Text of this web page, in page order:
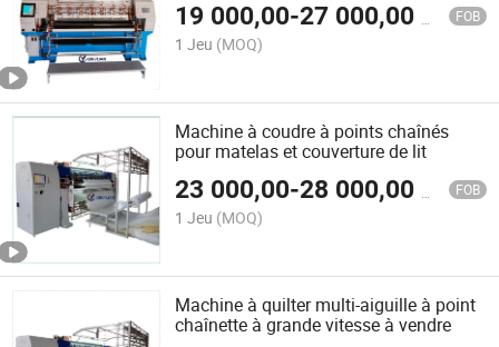
19 000,00-27 000,00 FOB
1 Jeu (MOQ)
Machine à coudre à points chaînés
pour matelas et couverture de lit
23 000,00-28 000,00 FOB
1 Jeu (MOQ)
Machine à quilter multi-aiguille à point
chaînette à grande vitesse à vendre